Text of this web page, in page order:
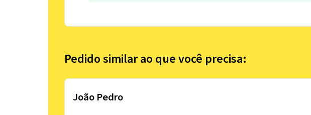
Pedido similar ao que você precisa:
João Pedro